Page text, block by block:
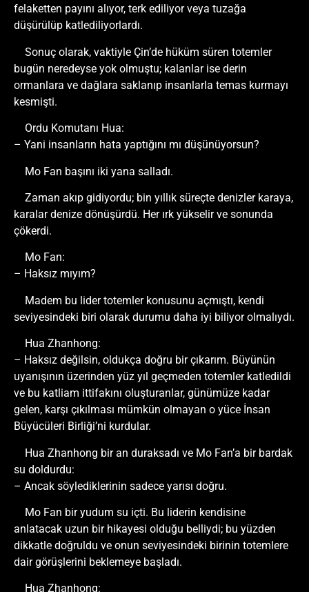
felaketten payını alıyor, terk ediliyor veya tuzağa
düşürülüp katlediliyorlardı.
Sonuç olarak, vaktiyle Çin’de hüküm süren totemler
bugün neredeyse yok olmuştu; kalanlar ise derin
ormanlara ve dağlara saklanıp insanlarla temas kurmayı
kesmişti.
Ordu Komutanı Hua:
– Yani insanların hata yaptığını mı düşünüyorsun?
Mo Fan başını iki yana salladı.
Zaman akıp gidiyordu; bin yıllık süreçte denizler karaya,
karalar denize dönüşürdü. Her ırk yükselir ve sonunda
çökerdi.
Mo Fan:
– Haksız mıyım?
Madem bu lider totemler konusunu açmıştı, kendi
seviyesindeki biri olarak durumu daha iyi biliyor olmalıydı.
Hua Zhanhong:
– Haksız değilsin, oldukça doğru bir çıkarım. Büyünün
uyanışının üzerinden yüz yıl geçmeden totemler katledildi
ve bu katliam ittifakını oluşturanlar, günümüze kadar
gelen, karşı çıkılması mümkün olmayan o yüce İnsan
Büyücüleri Birliği’ni kurdular.
Hua Zhanhong bir an duraksadı ve Mo Fan’a bir bardak
su doldurdu:
– Ancak söylediklerinin sadece yarısı doğru.
Mo Fan bir yudum su içti. Bu liderin kendisine
anlatacak uzun bir hikayesi olduğu belliydi; bu yüzden
dikkatle doğruldu ve onun seviyesindeki birinin totemlere
dair görüşlerini beklemeye başladı.
Hua Zhanhong: